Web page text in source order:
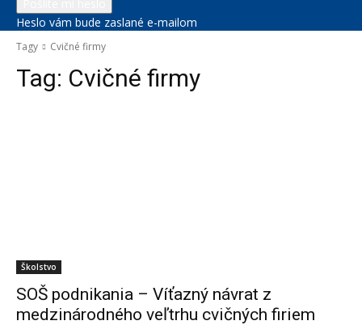
Heslo vám bude zaslané e-mailom
Tagy Cvičné firmy
Tag: Cvičné firmy
Školstvo
SOŠ podnikania – Víťazný návrat z
medzinárodného veľtrhu cvičných firiem